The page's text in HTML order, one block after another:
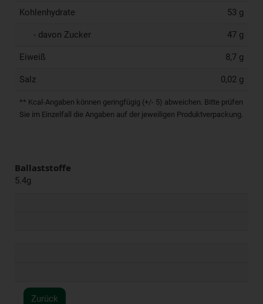
Kohlenhydrate 53 g
- davon Zucker 47 g
Eiweiß 8,7 g
Salz 0,02 g
** Kcal-Angaben können geringfügig (+/- 5) abweichen. Bitte prüfen
Sie im Einzelfall die Angaben auf der jeweiligen Produktverpackung.
Ballaststoffe
5.4g
Zurück